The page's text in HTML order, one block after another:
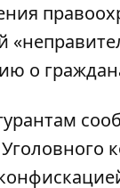
о
Уголовного